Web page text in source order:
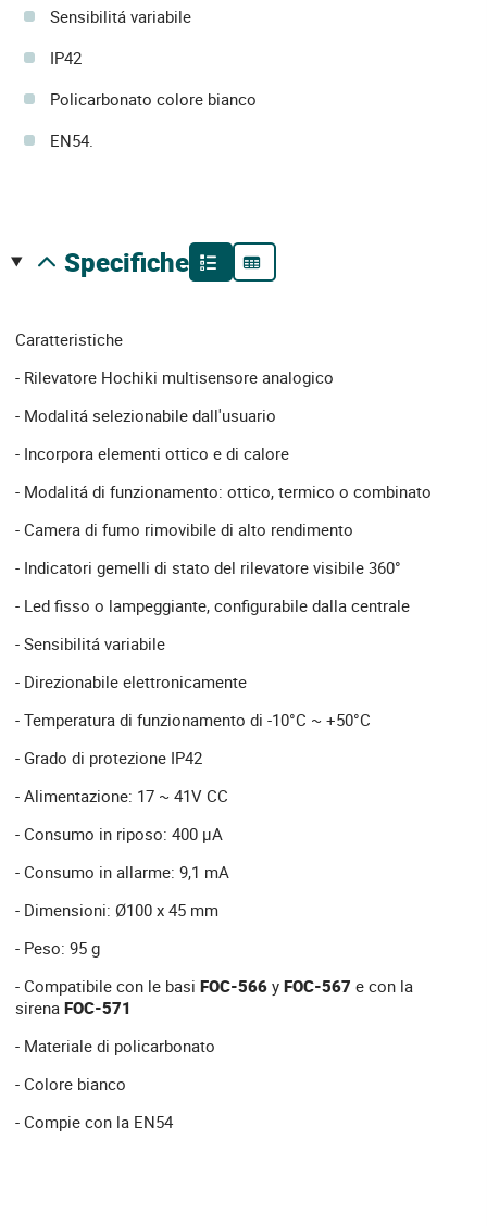
Sensibilitá variabile
IP42
Policarbonato colore bianco
EN54.
specifiche
Caratteristiche
- Rilevatore Hochiki multisensore analogico
- Modalitá selezionabile dall'usuario
- Incorpora elementi ottico e di calore
- Modalitá di funzionamento: ottico, termico o combinato
- Camera di fumo rimovibile di alto rendimento
- Indicatori gemelli di stato del rilevatore visibile 360°
- Led fisso o lampeggiante, configurabile dalla centrale
- Sensibilitá variabile
- Direzionabile elettronicamente
- Temperatura di funzionamento di -10°C ~ +50°C
- Grado di protezione IP42
- Alimentazione: 17 ~ 41V CC
- Consumo in riposo: 400 µA
- Consumo in allarme: 9,1 mA
- Dimensioni: Ø100 x 45 mm
- Peso: 95 g
- Compatibile con le basi FOC-566 y FOC-567 e con la
sirena FOC-571
- Materiale di policarbonato
- Colore bianco
- Compie con la EN54